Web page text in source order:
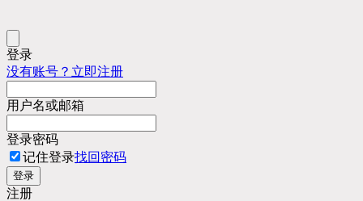
登录
没有账号？立即注册
用户名或邮箱
登录密码
记住登录找回密码
登录
注册